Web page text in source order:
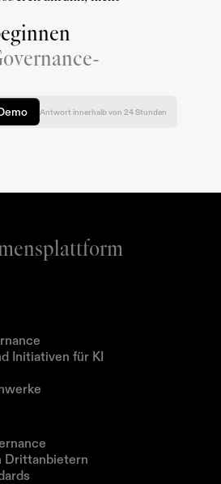
Antwort innerhalb von 24 Stunden
Initiativen für KI
Drittanbietern